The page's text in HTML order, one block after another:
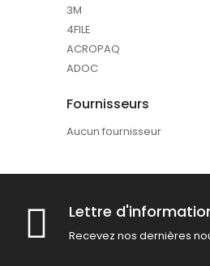
3M
4FILE
ACROPAQ
ADOC
Fournisseurs
Aucun fournisseur
Lettre
Recevez nos dernières